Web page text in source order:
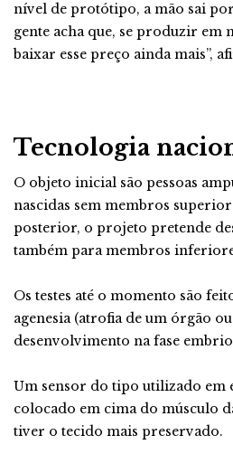
nível de protótipo, a mão sai por
gente acha que, se produzir em
baixar esse preço ainda mais”,
Tecnologia
O objeto inicial são pessoas
nascidas sem membros
posterior, o projeto pretende
também para membros
Os testes até o momento são
agenesia (atrofia de um órgão
desenvolvimento na fase
Um sensor do tipo utilizado em
colocado em cima do músculo
tiver o tecido mais preservado.